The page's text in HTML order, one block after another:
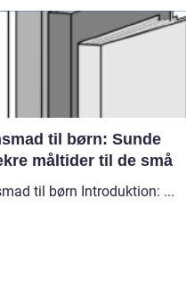
til børn: Sunde
måltider til de små
Aftensmad til børn Introduktion: ...